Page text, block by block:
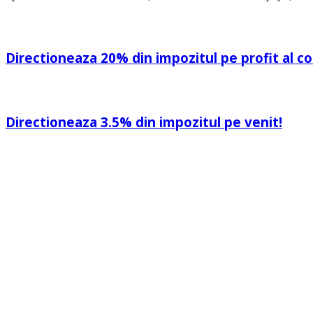
Directioneaza 20% din impozitul pe profit al
Directioneaza 3.5% din impozitul pe venit!